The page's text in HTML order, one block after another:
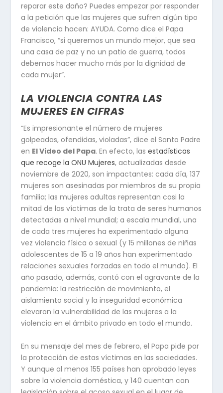
reparar este daño? Puedes empezar por responder
a la petición que las mujeres que sufren algún tipo
de violencia hacen: AYUDA. Como dice el Papa
Francisco, “si queremos un mundo mejor, que sea
una casa de paz y no un patio de guerra, todos
debemos hacer mucho más por la dignidad de
cada mujer”.
LA VIOLENCIA CONTRA LAS
MUJERES EN CIFRAS
“Es impresionante el número de mujeres
golpeadas, ofendidas, violadas”, dice el Santo Padre
en El Video del Papa. En efecto, lasestadísticas
que recoge la ONU Mujeres, actualizadas desde
noviembre de 2020, son impactantes: cada día, 137
mujeres son asesinadas por miembros de su propia
familia; las mujeres adultas representan casi la
mitad de las víctimas de la trata de seres humanos
detectadas a nivel mundial; a escala mundial, una
de cada tres mujeres ha experimentado alguna
vez violencia física o sexual (y 15 millones de niñas
adolescentes de 15 a 19 años han experimentado
relaciones sexuales forzadas en todo el mundo). El
año pasado, además, contó con el agravante de la
pandemia: la restricción de movimiento, el
aislamiento social y la inseguridad económica
elevaron la vulnerabilidad de las mujeres a la
violencia en el ámbito privado en todo el mundo.
En su mensaje del mes de febrero, el Papa pide por
la protección de estas víctimas en las sociedades.
Y aunque al menos 155 países han aprobado leyes
sobre la violencia doméstica, y 140 cuentan con